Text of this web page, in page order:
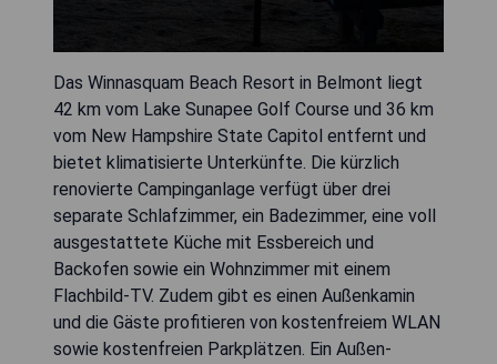
Das Winnasquam Beach Resort in Belmont liegt
42 km vom Lake Sunapee Golf Course und 36 km
vom New Hampshire State Capitol entfernt und
bietet klimatisierte Unterkünfte. Die kürzlich
renovierte Campinganlage verfügt über drei
separate Schlafzimmer, ein Badezimmer, eine voll
ausgestattete Küche mit Essbereich und
Backofen sowie ein Wohnzimmer mit einem
Flachbild-TV. Zudem gibt es einen Außenkamin
und die Gäste profitieren von kostenfreiem WLAN
sowie kostenfreien Parkplätzen. Ein Außen-